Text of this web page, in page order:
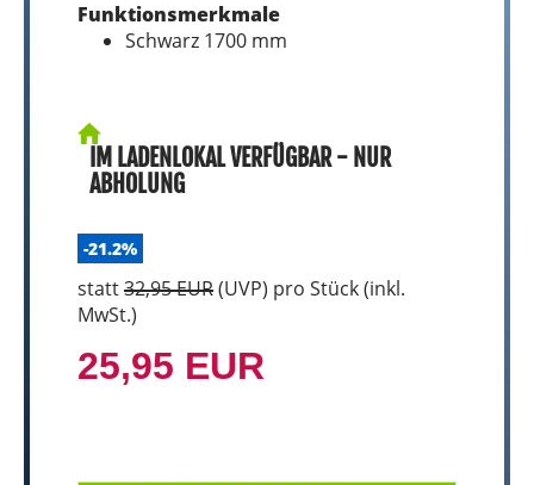
Funktionsmerkmale
Schwarz 1700 mm
IM LADENLOKAL VERFÜGBAR - NUR
ABHOLUNG
-21.2%
statt32,95 EUR(UVP) pro Stück (inkl.
MwSt.)
25,95 EUR